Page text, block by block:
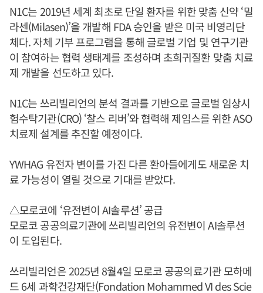
N1C는 2019년 세계 최초로 단일 환자를 위한 맞춤 신약 ‘밀
라센(Milasen)’을 개발해 FDA 승인을 받은 미국 비영리단
체다. 자체 기부 프로그램을 통해 글로벌 기업 및 연구기관
이 참여하는 협력 생태계를 조성하며 초희귀질환 맞춤 치료
제 개발을 선도하고 있다.
N1C는 쓰리빌리언의 분석 결과를 기반으로 글로벌 임상시
험수탁기관(CRO) ‘찰스 리버’와 협력해 제임스를 위한 ASO
치료제 설계를 추진할 예정이다.
YWHAG 유전자 변이를 가진 다른 환아들에게도 새로운 치
료 가능성이 열릴 것으로 기대를 받았다.
△모로코에 ‘유전변이 AI솔루션’ 공급
모로코 공공의료기관에 쓰리빌리언의 유전변이 AI솔루션
이 도입된다.
쓰리빌리언은 2025년 8월4일 모로코 공공의료기관 모하메
드 6세 과학건강재단(Fondation Mohammed VI des Scie